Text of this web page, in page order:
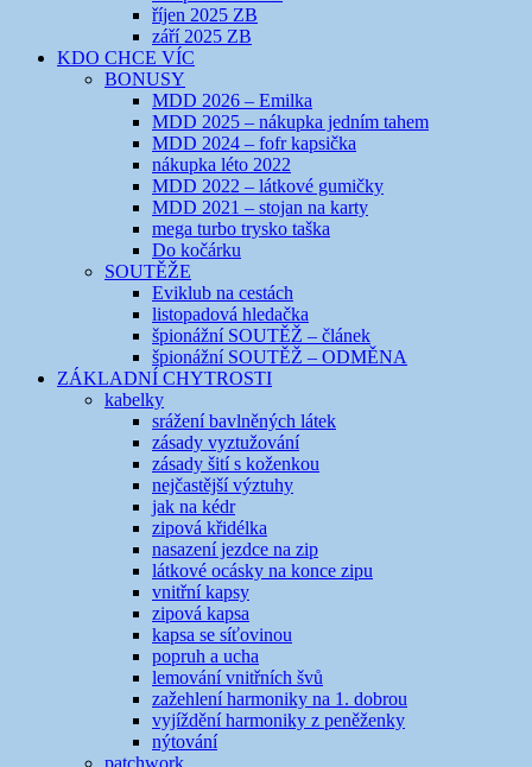
říjen 2025 ZB
září 2025 ZB
KDO CHCE VÍC
BONUSY
MDD 2026 – Emilka
MDD 2025 – nákupka jedním tahem
MDD 2024 – fofr kapsička
nákupka léto 2022
MDD 2022 – látkové gumičky
MDD 2021 – stojan na karty
mega turbo trysko taška
Do kočárku
SOUTĚŽE
Eviklub na cestách
listopadová hledačka
špionážní SOUTĚŽ – článek
špionážní SOUTĚŽ – ODMĚNA
ZÁKLADNÍ CHYTROSTI
kabelky
srážení bavlněných látek
zásady vyztužování
zásady šití s koženkou
nejčastější výztuhy
jak na kédr
zipová křidélka
nasazení jezdce na zip
látkové ocásky na konce zipu
vnitřní kapsy
zipová kapsa
kapsa se síťovinou
popruh a ucha
lemování vnitřních švů
zažehlení harmoniky na 1. dobrou
vyjíždění harmoniky z peněženky
nýtování
patchwork